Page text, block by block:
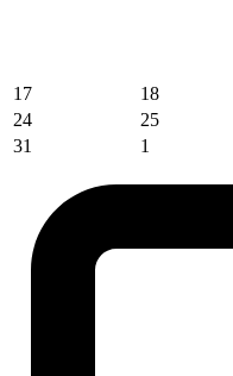
17 18
24
25
31
1